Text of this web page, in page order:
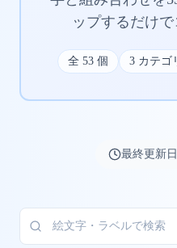
ップするだけで
全 53個 3カテゴ
最終更新